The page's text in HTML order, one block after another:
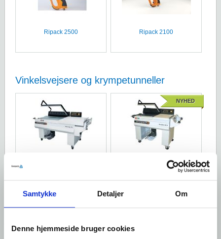
Samtykke Detaljer Om
Denne hjemmeside bruger cookies
Ripack 2500 Ripack 2100
Vinkelsvejsere og krympetunneller
NYHED
Vinkelsvejser MODULAR 50S